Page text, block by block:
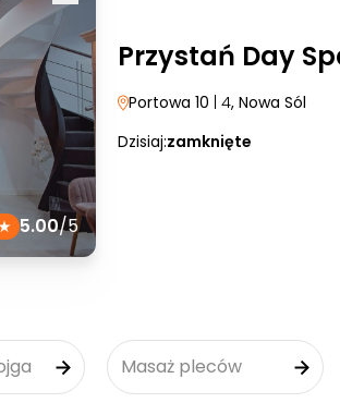
5.00/5
Przystań Day
Portowa 10 | 4, Nowa Sól
Dzisiaj:zamknięte
Masaż pleców